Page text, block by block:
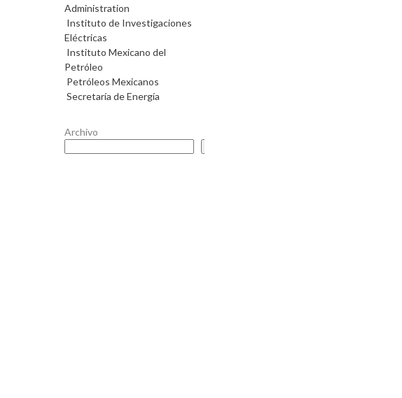
Administration
Instituto de Investigaciones
Eléctricas
Instituto Mexicano del
Petróleo
Petróleos Mexicanos
Secretaría de Energía
Archivo